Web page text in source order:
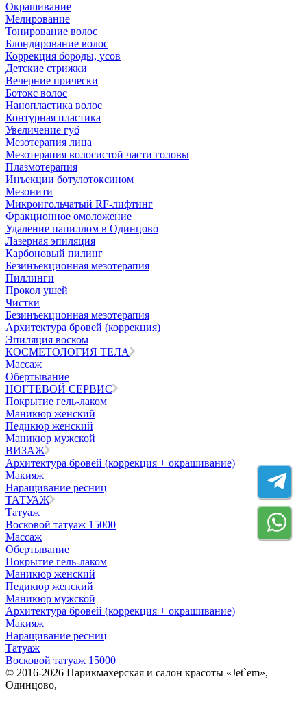
Окрашивание
Мелирование
Тонирование волос
Блондирование волос
Коррекция бороды, усов
Детские стрижки
Вечерние прически
Ботокс волос
Нанопластика волос
Контурная пластика
Увеличение губ
Мезотерапия лица
Мезотерапия волосистой части головы
Плазмотерапия
Инъекции ботулотоксином
Мезонити
Микроигольчатый RF-лифтинг
Фракционное омоложение
Удаление папиллом в Одинцово
Лазерная эпиляция
Карбоновый пилинг
Безинъекционная мезотерапия
Пиллинги
Прокол ушей
Чистки
Безинъeкционная мезотерапия
Архитектура бровей (коррекция)
Эпиляция воском
КОСМЕТОЛОГИЯ ТЕЛА
Массаж
Обертывание
НОГТЕВОЙ СЕРВИС
Покрытие гель-лаком
Маникюр женский
Педикюр женский
Маникюр мужской
ВИЗАЖ
Архитектура бровей (коррекция + окрашивание)
Макияж
Наращивание ресниц
ТАТУАЖ
Татуаж
Восковой татуаж 15000
Массаж
Обертывание
Покрытие гель-лаком
Маникюр женский
Педикюр женский
Маникюр мужской
Архитектура бровей (коррекция + окрашивание)
Макияж
Наращивание ресниц
Татуаж
Восковой татуаж 15000
© 2016-2026 Парикмахерская и салон красоты «Jet`em»,
Одинцово,